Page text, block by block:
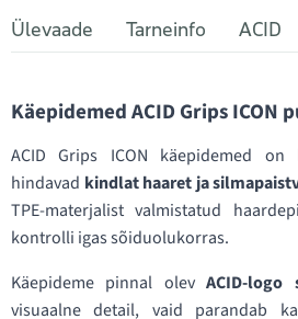
Ülevaade Tarneinfo ACID
Käepidemed ACID Grips ICON
ACID Grips ICON käepidemed
hindavad kindlat haaret ja
TPE-materjalist valmistatud
kontrolli igas sõiduolukorras.
Käepideme pinnal olevACID-logo
visuaalne detail, vaid parandab